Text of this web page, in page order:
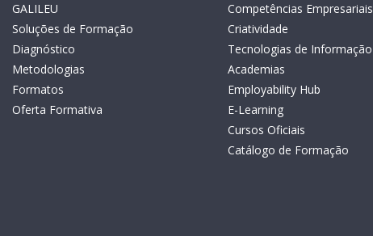
GALILEU
Soluções de Formação
Diagnóstico
Metodologias
Formatos
Oferta Formativa
Competências Empresariais
Criatividade
Tecnologias de Informação
Academias
Employability Hub
E-Learning
Cursos Oficiais
Catálogo de Formação